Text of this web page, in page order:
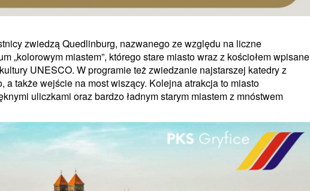
zwiedzą Quedlinburg, nazwanego ze względu na liczne
„kolorowym miastem”, którego stare miasto wraz z kościołem wpisane
UNESCO. W programie też zwiedzanie najstarszej katedry z
a także wejście na most wiszący. Kolejna atrakcja to miasto
uliczkami oraz bardzo ładnym starym miastem z mnóstwem